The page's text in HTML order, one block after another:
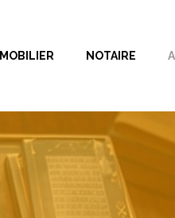
NOTAIRE